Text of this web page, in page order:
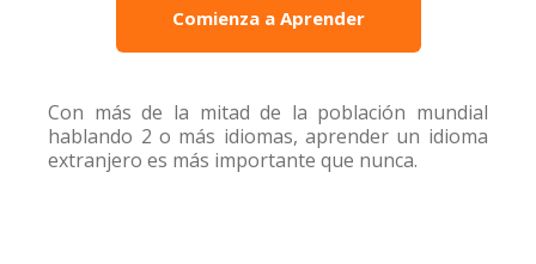
Comienza a Aprender
Con más de la mitad de la población mundial
hablando 2 o más idiomas, aprender un idioma
extranjero es más importante que nunca.